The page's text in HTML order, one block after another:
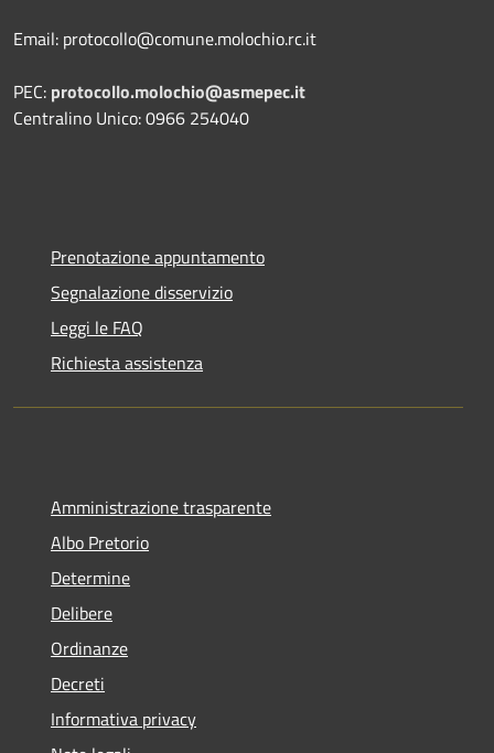
Email: protocollo@comune.molochio.rc.it
PEC: protocollo.molochio@asmepec.it
Centralino Unico: 0966 254040
Prenotazione appuntamento
Segnalazione disservizio
Leggi le FAQ
Richiesta assistenza
Amministrazione trasparente
Albo Pretorio
Determine
Delibere
Ordinanze
Decreti
Informativa privacy